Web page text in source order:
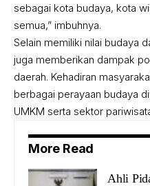
sebagai kota budaya, kota
semua,” imbuhnya.
Selain memiliki nilai budaya
juga memberikan dampak
daerah. Kehadiran
berbagai perayaan budaya
UMKM serta sektor
More Read
Ahli